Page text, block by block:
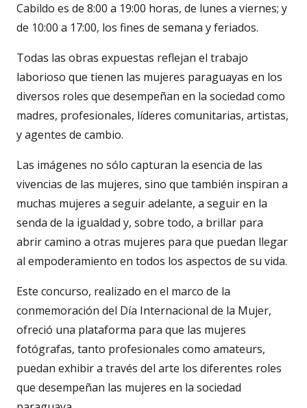
Cabildo es de 8:00 a 19:00 horas, de lunes a viernes; y
de 10:00 a 17:00, los fines de semana y feriados.
Todas las obras expuestas reflejan el trabajo
laborioso que tienen las mujeres paraguayas en los
diversos roles que desempeñan en la sociedad como
madres, profesionales, líderes comunitarias, artistas,
y agentes de cambio.
Las imágenes no sólo capturan la esencia de las
vivencias de las mujeres, sino que también inspiran a
muchas mujeres a seguir adelante, a seguir en la
senda de la igualdad y, sobre todo, a brillar para
abrir camino a otras mujeres para que puedan llegar
al empoderamiento en todos los aspectos de su vida.
Este concurso, realizado en el marco de la
conmemoración del Día Internacional de la Mujer,
ofreció una plataforma para que las mujeres
fotógrafas, tanto profesionales como amateurs,
puedan exhibir a través del arte los diferentes roles
que desempeñan las mujeres en la sociedad